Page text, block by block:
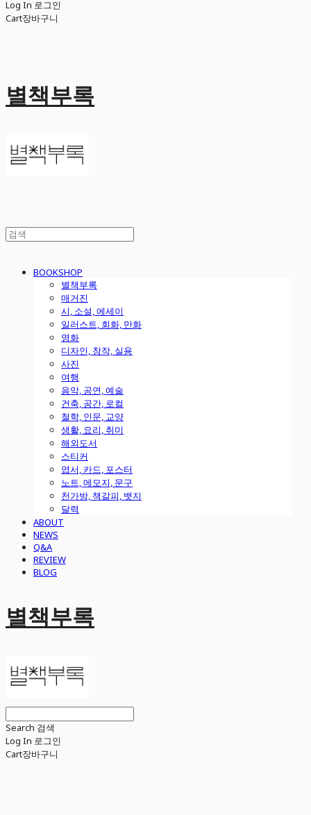
Log In 로그인
Cart장바구니
별책부록
BOOKSHOP
별책부록
매거진
시, 소설, 에세이
일러스트, 회화, 만화
영화
디자인, 창작, 실용
사진
여행
음악, 공연, 예술
건축, 공간, 로컬
철학, 인문, 교양
생활, 요리, 취미
해외도서
스티커
엽서, 카드, 포스터
노트, 메모지, 문구
천가방, 책갈피, 뱃지
달력
ABOUT
NEWS
Q&A
REVIEW
BLOG
별책부록
Search 검색
Log In 로그인
Cart장바구니